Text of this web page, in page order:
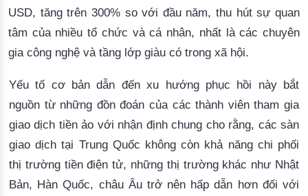
USD, tăng trên 300% so với đầu năm, thu hút sự quan
tâm của nhiều tổ chức và cá nhân, nhất là các chuyên
gia công nghệ và tầng lớp giàu có trong xã hội.
Yếu tố cơ bản dẫn đến xu hướng phục hồi này bắt
nguồn từ những đồn đoán của các thành viên tham gia
giao dịch tiền ảo với nhận định chung cho rằng, các sàn
giao dịch tại Trung Quốc không còn khả năng chi phối
thị trường tiền điện tử, những thị trường khác như Nhật
Bản, Hàn Quốc, châu Âu trở nên hấp dẫn hơn đối với